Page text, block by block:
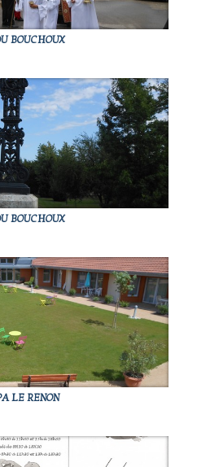
BOUCHOUX
BOUCHOUX
LE RENON